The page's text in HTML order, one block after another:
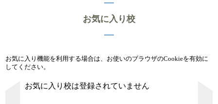
お気に入り校
お気に入り機能を利用する場合は、お使いのブラウザのCookieを有効に
してください。
お気に入り校は登録されていません